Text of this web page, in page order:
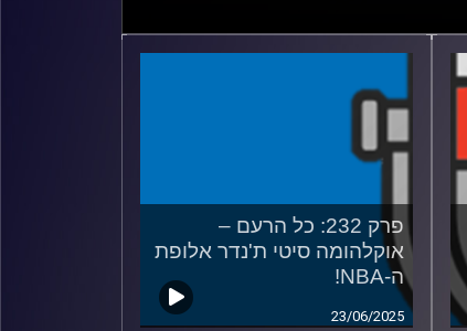
פרק 232: כל הרעם –
אוקלהומה סיטי ת'נדר אלופת
ה-NBA!
23/06/2025